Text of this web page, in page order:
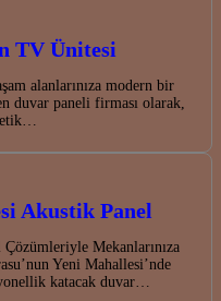
TV Ünitesi
alanlarınıza modern bir
duvar paneli firması olarak,
Akustik Panel
Mekanlarınıza
Yeni Mahallesi’nde
katacak duvar…